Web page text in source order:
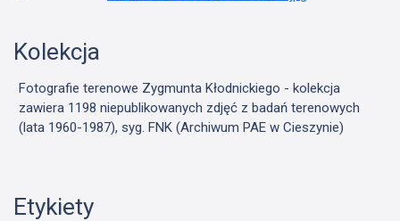
Kolekcja
Fotografie terenowe Zygmunta Kłodnickiego - kolekcja
zawiera 1198 niepublikowanych zdjęć z badań terenowych
(lata 1960-1987), syg. FNK (Archiwum PAE w Cieszynie)
Etykiety